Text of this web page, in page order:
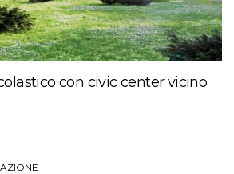
con civic center vicino